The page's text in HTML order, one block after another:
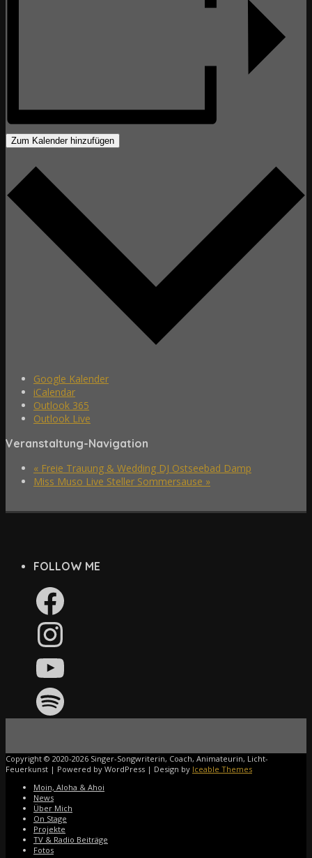
Zum Kalender hinzufügen
Google Kalender
iCalendar
Outlook 365
Outlook Live
Veranstaltung-Navigation
« Freie Trauung & Wedding DJ Ostseebad Damp
Miss Muso Live Steller Sommersause »
FOLLOW ME
Facebook
Instagram
Spotify
Copyright © 2020-2026 Singer-Songwriterin, Coach, Animateurin, Licht-
Feuerkunst | Powered by WordPress | Design by Iceable Themes
Moin, Aloha & Ahoi
News
Über Mich
On Stage
Projekte
TV & Radio Beiträge
Fotos